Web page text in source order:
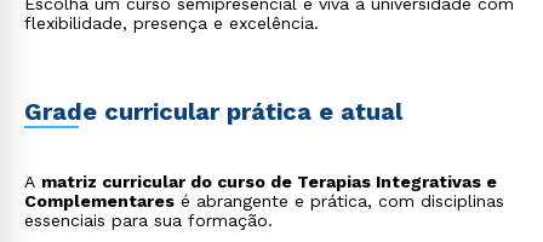
flexibilidade, presença e excelência.
Grade curricular prática e atual
A matriz curricular do curso de Terapias Integrativas e
Complementares é abrangente e prática, com disciplinas
essenciais para sua formação.